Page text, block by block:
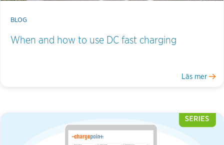
BLOG
When and how to use DC fast charging
Läs mer